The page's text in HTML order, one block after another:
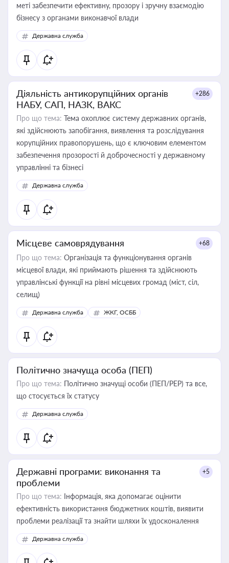
меті забезпечити ефективну, прозору і зручну взаємодію
бізнесу з органами виконавчої влади
Державна служба
Діяльність антикорупційних органів
НАБУ, САП, НАЗК, ВАКС
+286
Про що тема: Тема охоплює систему державних органів,
які здійснюють запобігання, виявлення та розслідування
корупційних правопорушень, що є ключовим елементом
забезпечення прозорості й доброчесності у державному
управлінні та бізнесі
Державна служба
Місцеве самоврядування +68
Про що тема: Організація та функціонування органів
місцевої влади, які приймають рішення та здійснюють
управлінські функції на рівні місцевих громад (міст, сіл,
селищ)
Державна служба ЖКГ, ОСББ
Політично значуща особа (ПЕП)
Про що тема: Політично значущі особи (ПЕП/PEP) та все,
що стосується їх статусу
Державна служба
Державні програми: виконання та
проблеми
+5
Про що тема: Інформація, яка допомагає оцінити
ефективність використання бюджетних коштів, виявити
проблеми реалізації та знайти шляхи їх удосконалення
Державна служба